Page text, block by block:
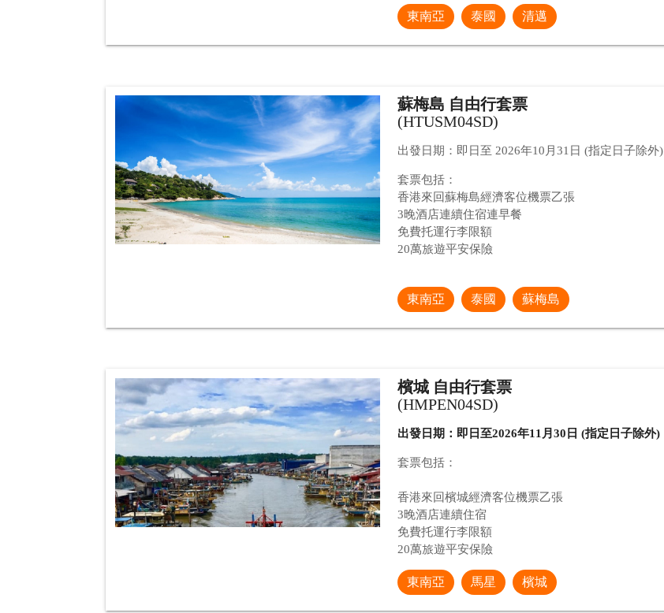
東南亞 泰國 清邁
蘇梅島 自由行套票
(HTUSM04SD)
出發日期：即日至 2026年10月31日 (指定日子除外)
套票包括：
香港來回蘇梅島經濟客位機票乙張
3晚酒店連續住宿連早餐
免費托運行李限額
20萬旅遊平安保險
東南亞 泰國 蘇梅島
檳城 自由行套票
(HMPEN04SD)
出發日期：即日至2026年11月30日 (指定日子除外)
套票包括：
香港來回檳城經濟客位機票乙張
3晚酒店連續住宿
免費托運行李限額
20萬旅遊平安保險
東南亞 馬星 檳城